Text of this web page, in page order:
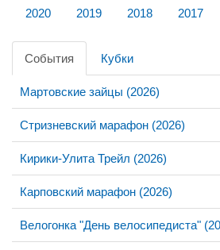
2020 2019 2018 2017
События Кубки
Мартовские зайцы (2026)
Стризневский марафон (2026)
Кирики-Улита Трейл (2026)
Карповский марафон (2026)
Велогонка "День велосипедиста"